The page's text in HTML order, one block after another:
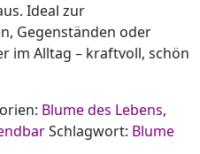
Ideal zur
Gegenständen oder
im Alltag – kraftvoll, schön
Blume des Lebens,
Schlagwort: Blume